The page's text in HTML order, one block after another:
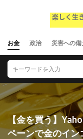
お金 政治 災害への備
【金を買う】
ペーンで金のイン